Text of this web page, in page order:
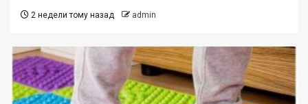
2 недели тому назад admin